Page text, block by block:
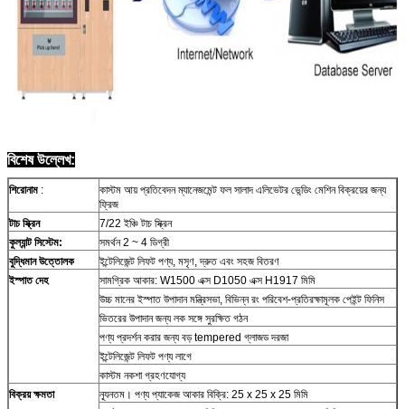
বিশেষ উল্লেখ:
শিরোনাম :
কাস্টম আয় প্রতিবেদন ম্যানেজমেন্ট ফল সালাদ এলিভেটর ভেন্ডিং মেশিন বিক্রয়ের জন্য
ফ্রিজ
টাচ স্ক্রিন
7/22 ইঞ্চি টাচ স্ক্রিন
কুল্যান্ট সিস্টেম:
সমর্থন 2 ~ 4 ডিগ্রী
বুদ্ধিমান উত্তোলক
ইন্টেলিজেন্ট লিফট পণ্য, মসৃণ, দ্রুত এবং সহজ বিতরণ
ইস্পাত দেহ
সামগ্রিক আকার: W1500 এক্স D1050 এক্স H1917 মিমি
উচ্চ মানের ইস্পাত উপাদান মন্ত্রিসভা, বিভিন্ন রং পরিবেশ-প্রতিরক্ষামূলক পেইন্ট ফিনিস
ভিতরের উপাদান জন্য লক সঙ্গে সুরক্ষিত গঠন
পণ্য প্রদর্শন করার জন্য বড় tempered গ্লাজড দরজা
ইন্টেলিজেন্ট লিফট পণ্য লাগে
কাস্টম নকশা গ্রহণযোগ্য
বিক্রয় ক্ষমতা
ন্যূনতম। পণ্য প্যাকেজ আকার বিক্রি: 25 x 25 x 25 মিমি